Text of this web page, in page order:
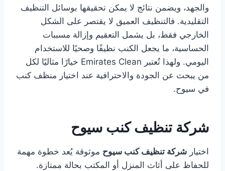
والجهد، ويضمن نتائج لا يمكن تحقيقها بوسائل التنظيف
التقليدية. فالتنظيف العميق لا يقتصر على الشكل
الخارجي فقط، بل يشمل التعقيم وإزالة مسببات
الحساسية، ما يجعل الكنب نظيفًا وصحيًا للاستخدام
اليومي. ولهذا تُعتبر Emirates Clean خيارًا مثاليًا لكل
من يبحث عن الجودة والاحترافية عند اختيار منظف كنب
في سيوح.
شركة تنظيف كنب سيوح
اختيار شركة تنظيف كنب سيوح موثوقة يُعد خطوة مهمة
للحفاظ على أثاث المنزل أو المكتب بحالة ممتازة.